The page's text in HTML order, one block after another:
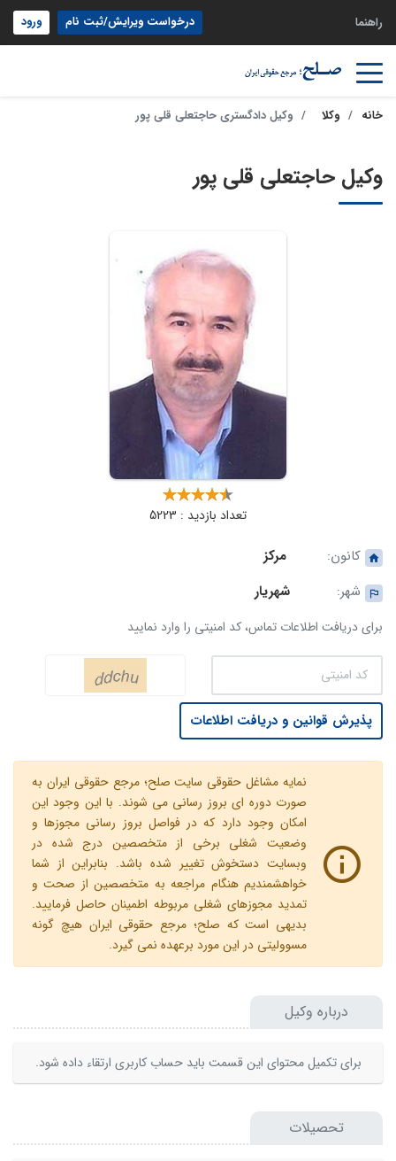
راهنما درخواست ویرایش/ثبت نام ورود
خانه وکلا وکیل دادگستری حاجتعلی قلی پور
وکیل حاجتعلی قلی پور
تعداد بازدید : 5223
کانون:
مرکز
شهر:
شهریار
برای دریافت اطلاعات تماس، کد امنیتی را وارد نمایید
پذیرش قوانین و دریافت اطلاعات
نمایه مشاغل حقوقی سایت صلح؛ مرجع حقوقی ایران به
صورت دوره ای بروز رسانی می شوند. با این وجود این
امکان وجود دارد که در فواصل بروز رسانی مجوزها و
وضعیت شغلی برخی از متخصصین درج شده در
وبسایت دستخوش تغییر شده باشد. بنابراین از شما
خواهشمندیم هنگام مراجعه به متخصصین از صحت و
تمدید مجوزهای شغلی مربوطه اطمینان حاصل فرمایید.
بدیهی است که صلح؛ مرجع حقوقی ایران هیچ گونه
مسوولیتی در این مورد برعهده نمی گیرد.
درباره وکیل
برای تکمیل محتوای این قسمت باید حساب کاربری ارتقاء داده شود.
تحصیلات